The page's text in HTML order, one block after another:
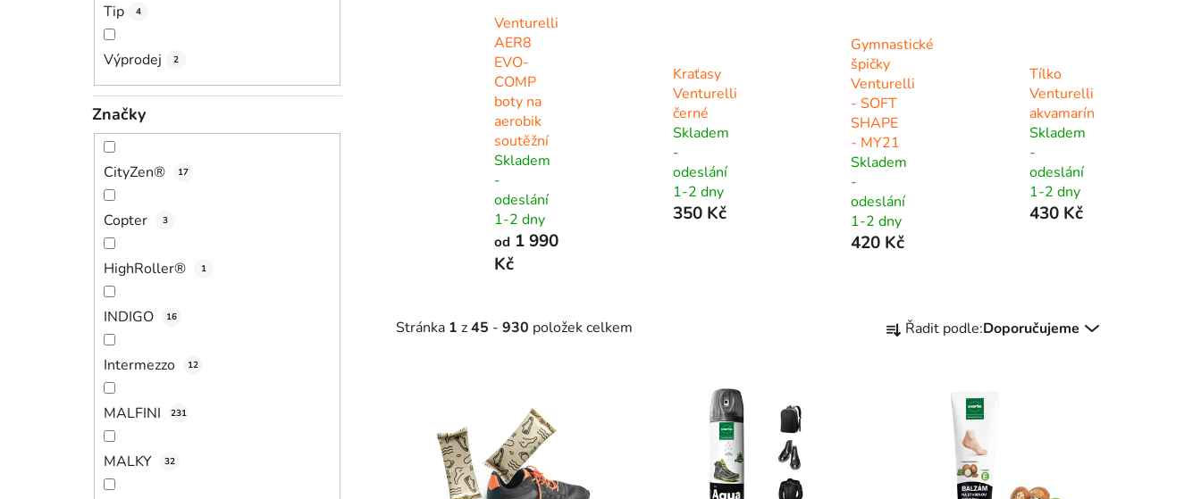
Tip 4
Výprodej 2
Značky
CityZen® 17
Copter 3
HighRoller® 1
INDIGO 16
Intermezzo 12
MALFINI 231
MALKY 32
Venturelli
AER8
EVO-
COMP
boty na
aerobik
soutěžní
Skladem
-
odeslání
1-2 dny
od 1 990
Kč
Kraťasy
Venturelli
černé
Skladem
-
odeslání
1-2 dny
350 Kč
Gymnastické
špičky
Venturelli
- SOFT
SHAPE
- MY21
Skladem
-
odeslání
1-2 dny
420 Kč
Tílko
Venturelli
akvamarín
Skladem
-
odeslání
1-2 dny
430 Kč
Stránka 1 z45 - 930 položek celkem
a Řadit podle:Doporučujeme